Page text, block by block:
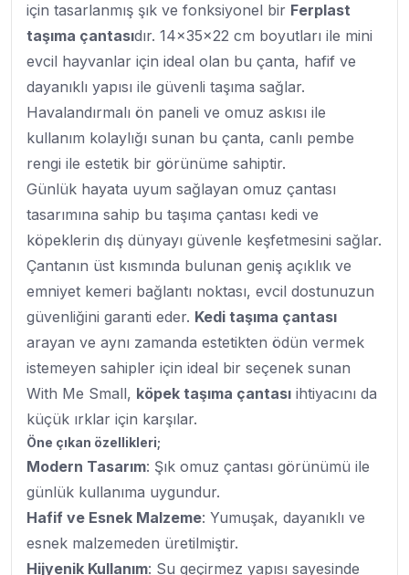
için tasarlanmış şık ve fonksiyonel bir Ferplast
taşıma çantasıdır. 14x35x22 cm boyutları ile mini
evcil hayvanlar için ideal olan bu çanta, hafif ve
dayanıklı yapısı ile güvenli taşıma sağlar.
Havalandırmalı ön paneli ve omuz askısı ile
kullanım kolaylığı sunan bu çanta, canlı pembe
rengi ile estetik bir görünüme sahiptir.
Günlük hayata uyum sağlayan omuz çantası
tasarımına sahip bu taşıma çantası kedi ve
köpeklerin dış dünyayı güvenle keşfetmesini sağlar.
Çantanın üst kısmında bulunan geniş açıklık ve
emniyet kemeri bağlantı noktası, evcil dostunuzun
güvenliğini garanti eder. Kedi taşıma çantası
arayan ve aynı zamanda estetikten ödün vermek
istemeyen sahipler için ideal bir seçenek sunan
With Me Small, köpek taşıma çantası ihtiyacını da
küçük ırklar için karşılar.
Öne çıkan özellikleri;
Modern Tasarım: Şık omuz çantası görünümü ile
günlük kullanıma uygundur.
Hafif ve Esnek Malzeme: Yumuşak, dayanıklı ve
esnek malzemeden üretilmiştir.
Hijyenik Kullanım: Su geçirmez yapısı sayesinde